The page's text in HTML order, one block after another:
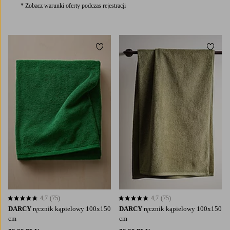
* Zobacz warunki oferty podczas rejestracji
DARCY ręcznik kąpielowy 100x150
cm
4,7 opierając się na 75 ocenach
4,7 (75)
Dodaj do ulubionych
DARCY ręcznik kąpielowy 100x150
cm
4,7 opierając się na 75 ocenach
4,7 (75)